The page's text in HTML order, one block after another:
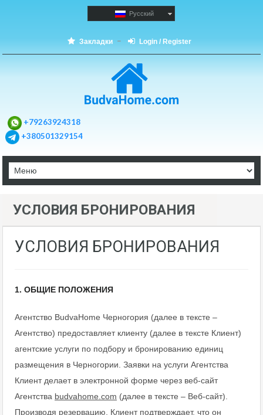
Русский
Закладки Login / Register
+79263924318
+380501329154
УСЛОВИЯ БРОНИРОВАНИЯ
УСЛОВИЯ БРОНИРОВАНИЯ
1. ОБЩИЕ ПОЛОЖЕНИЯ
Агентство BudvaHome Черногория (далее в тексте –
Агентство) предоставляет клиенту (далее в тексте Клиент)
агентские услуги по подбору и бронированию единиц
размещения в Черногории. Заявки на услуги Агентства
Клиент делает в электронной форме через веб-сайт
Агентства budvahome com (далее в тексте – Веб-сайт).
Производя резервацию, Клиент подтверждает, что он